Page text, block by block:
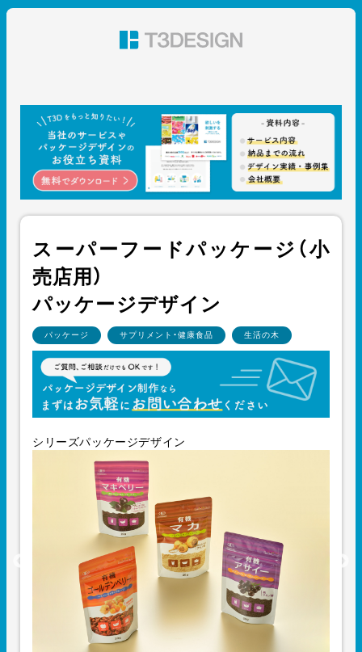
ン 株式会社T3デザイン
スーパーフードパッケージ（小
売店用）
パッケージデザイン
パッケージ サプリメント・健康食品 生活の木
シリーズパッケージデザイン